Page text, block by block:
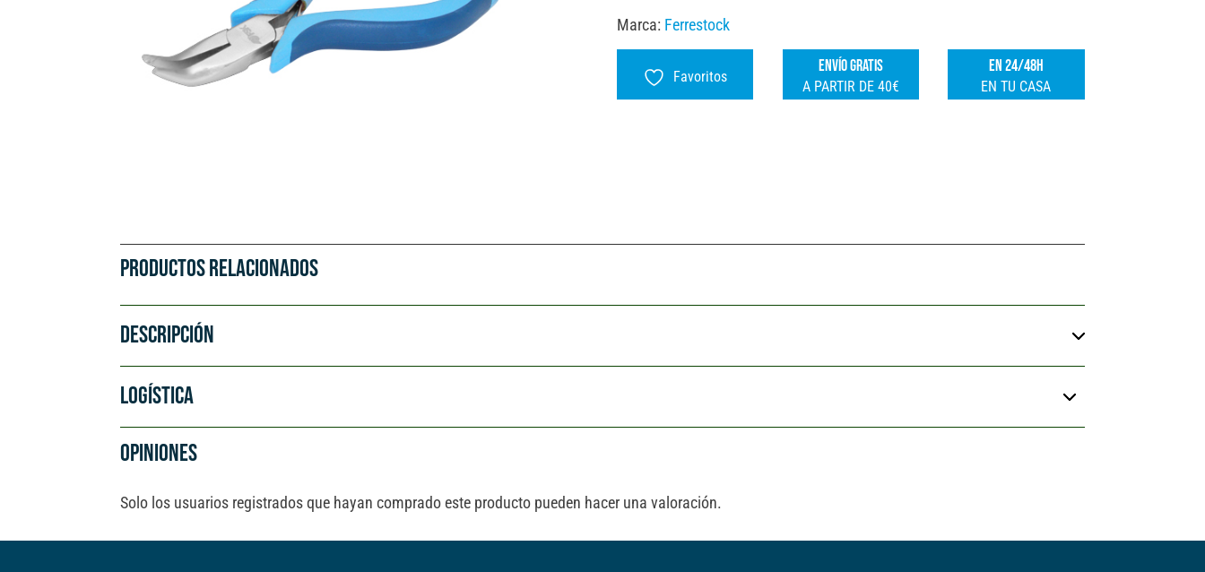
r
a
Marca: Ferrestock
Favoritos
ENVÍO GRATIS
A PARTIR DE 40€
EN 24/48H
EN TU CASA
PRODUCTOS RELACIONADOS
DESCRIPCIÓN
LOGÍSTICA
OPINIONES
Solo los usuarios registrados que hayan comprado este producto pueden hacer una valoración.